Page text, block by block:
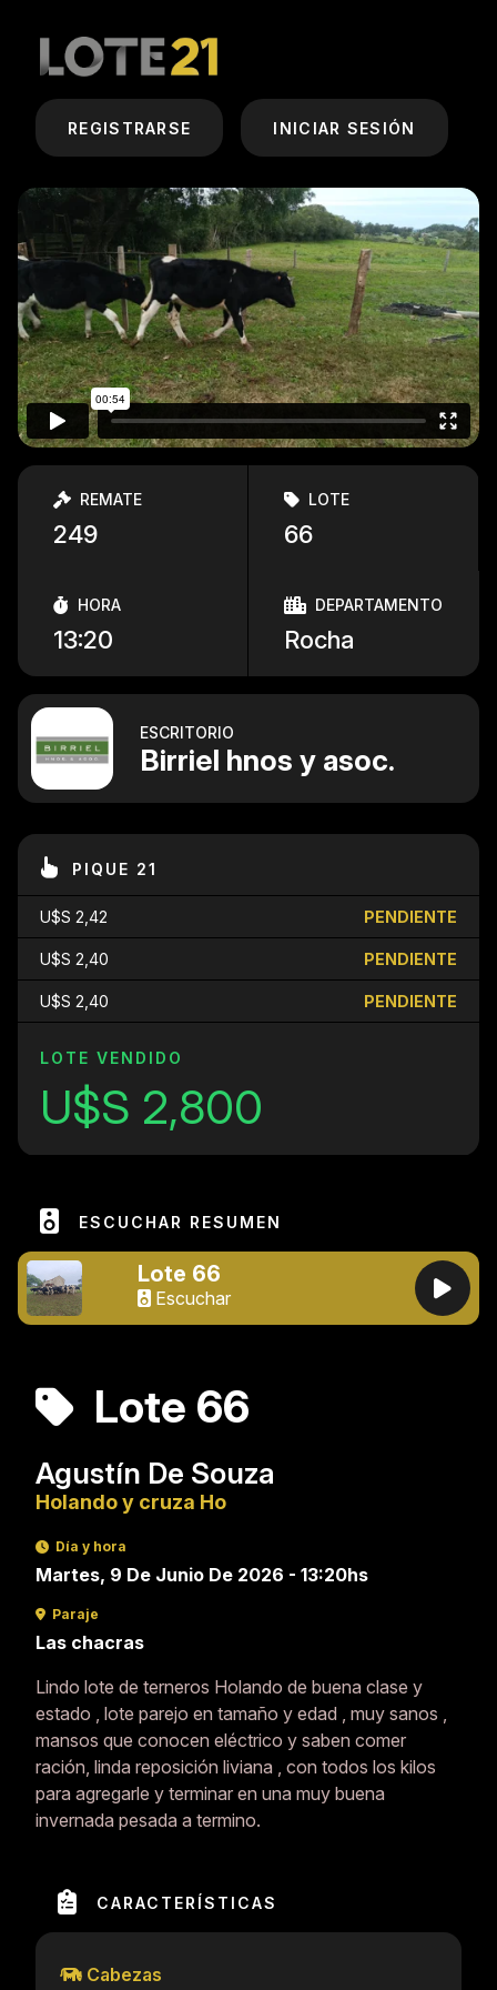
REGISTRARSE INICIAR SESIÓN
REMATE
249
LOTE
66
HORA
13:20
DEPARTAMENTO
Rocha
ESCRITORIO
Birriel hnos y asoc.
PIQUE 21
U$S 2,42 PENDIENTE
U$S 2,40 PENDIENTE
U$S 2,40 PENDIENTE
LOTE VENDIDO
U$S 2,800
ESCUCHAR RESUMEN
Lote 66
Escuchar
Lote 66
Agustín De Souza
Holando y cruza Ho
Día y hora
Martes, 9 De Junio De 2026 - 13:20hs
Paraje
Las chacras
Lindo lote de terneros Holando de buena clase y
estado , lote parejo en tamaño y edad , muy sanos ,
mansos que conocen eléctrico y saben comer
ración, linda reposición liviana , con todos los kilos
para agregarle y terminar en una muy buena
invernada pesada a termino.
CARACTERÍSTICAS
Cabezas